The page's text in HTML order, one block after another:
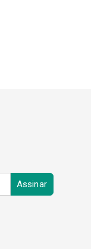
Assinar